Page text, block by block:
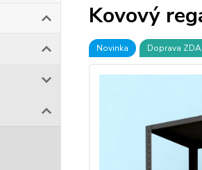
Kovový
Novinka Doprava